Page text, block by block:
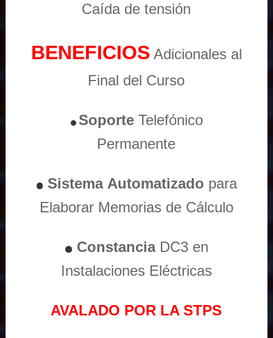
Caída de tensión
BENEFICIOS Adicionales al
Final del Curso
Soporte Telefónico
Permanente
Sistema Automatizado para
Elaborar Memorias de Cálculo
ConstanciaDC3 en
Instalaciones Eléctricas
AVALADO POR LA STPS